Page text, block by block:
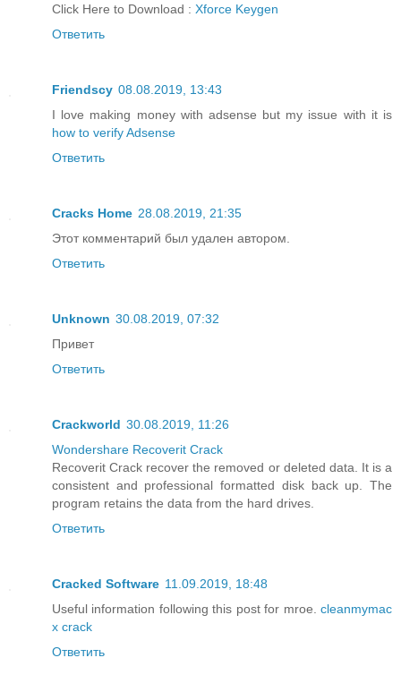
Click Here to Download : Xforce Keygen
Ответить
Friendscy 08.08.2019, 13:43
I love making money with adsense but my issue with it is
how to verify Adsense
Ответить
Cracks Home 28.08.2019, 21:35
Этот комментарий был удален автором.
Ответить
Unknown 30.08.2019, 07:32
Привет
Ответить
Crackworld 30.08.2019, 11:26
Wondershare Recoverit Crack
Recoverit Crack recover the removed or deleted data. It is a
consistent and professional formatted disk back up. The
program retains the data from the hard drives.
Ответить
Cracked Software 11.09.2019, 18:48
Useful information following this post for mroe. cleanmymac
x crack
Ответить